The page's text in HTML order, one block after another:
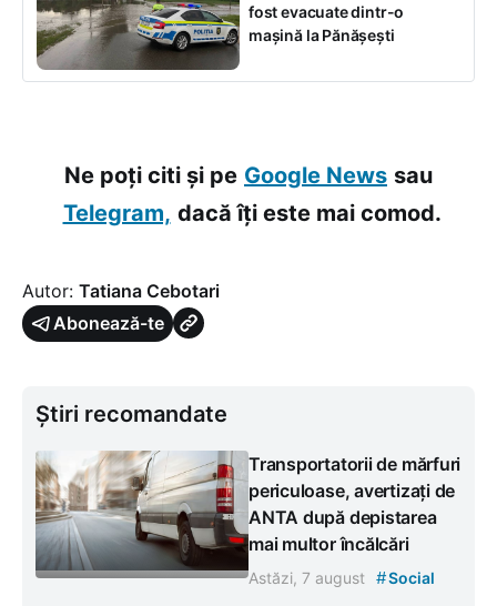
fost evacuate dintr-o
mașină la Pănășești
Ne poți citi și pe Google News sau
Telegram, dacă îți este mai comod.
Autor: Tatiana Cebotari
Abonează-te
Știri recomandate
Transportatorii de mărfuri
periculoase, avertizați de
ANTA după depistarea
mai multor încălcări
Astăzi, 7 august #Social